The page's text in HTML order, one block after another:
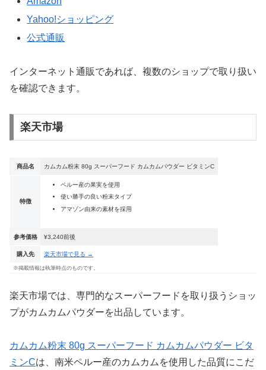
Yahoo!ショッピング
公式通販
インターネット通販であれば、複数のショップで取り扱い
を確認できます。
楽天市場
商品名 カムカム粉末 80g スーパーフード カムカムパウダー ビタミンC
特徴
ペルー産の果実を使用
使い勝手の良い粉末タイプ
アマゾン由来の素材を採用
参考価格 ¥3,240前後
購入先 楽天市場で見る →
※掲載情報は執筆時点のものです。
楽天市場では、専門的なスーパーフードを取り扱うショッ
プがカムカムパウダーを出品しています。
カムカム粉末 80g スーパーフード カムカムパウダー ビタ
ミンCは、南米ペルー産のカムカムを使用した品質にこだ